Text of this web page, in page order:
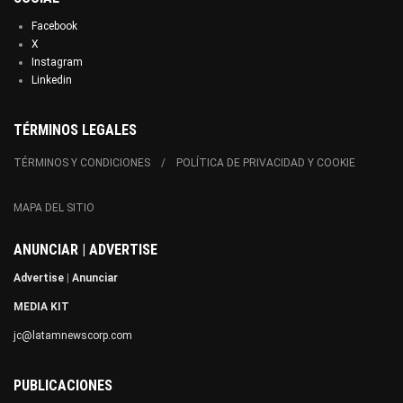
Facebook
X
Instagram
Linkedin
TÉRMINOS LEGALES
TÉRMINOS Y CONDICIONES POLÍTICA DE PRIVACIDAD Y COOKIE
MAPA DEL SITIO
ANUNCIAR | ADVERTISE
Advertise Anunciar
MEDIA KIT
jc@latamnewscorp.com
PUBLICACIONES